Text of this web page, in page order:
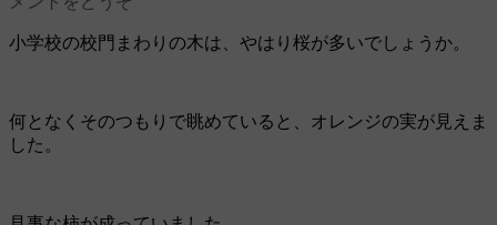
小学校の校門まわりの木は、やはり桜が多いでしょうか。
何となくそのつもりで眺めていると、オレンジの実が見えま
した。